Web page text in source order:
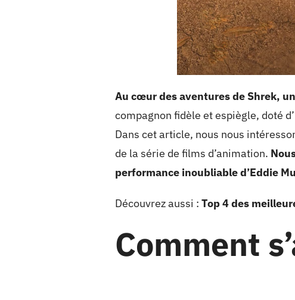
Au cœur des aventures de Shrek,
compagnon fidèle et espiègle, doté
Dans cet article, nous nous
de la série de films d’animation.
performance inoubliable d’Eddie
Découvrez aussi :Top 4 des
Comment